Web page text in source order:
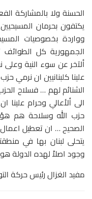
الحسنة ولا بالمشاركة
يكتفون بحرمان
وواردة بخصوصيات
الجمهورية كل
ألآخر عن سوء النية وعلى
علينا كلبنانيين ان نرمي
الشنائم لهم … فسلاح
الى ألأعالي وحرام
حزب الله وسلاحة هم
الصحيح … ان تعطيل
يتحلى لبنان بها في
وجود اصلاً لهده الدولة
مفيد الغزال رئيس حركة